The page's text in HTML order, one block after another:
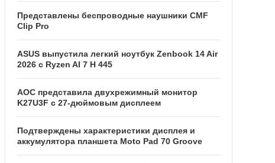
Представлены беспроводные наушники CMF
Clip Pro
ASUS выпустила легкий ноутбук Zenbook 14 Air
2026 с Ryzen AI 7 H 445
AOC представила двухрежимный монитор
K27U3F с 27-дюймовым дисплеем
Подтверждены характеристики дисплея и
аккумулятора планшета Moto Pad 70 Groove